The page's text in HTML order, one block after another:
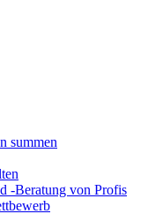
summen
-Beratung von Profis